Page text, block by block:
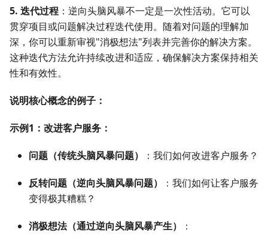
5. 迭代过程 ：逆向头脑风暴不一定是一次性活动。它可以
贯穿项目或问题解决过程迭代使用。随着对问题的理解加
深，你可以重新审视"消极想法"列表并完善你的解决方案。
这种迭代方法允许持续改进和适应，确保解决方案保持相关
性和有效性。
说明核心概念的例子：
示例1：改进客户服务：
问题（传统头脑风暴问题） ：我们如何改进客户服务？
反转问题（逆向头脑风暴问题）
：我们如何让客户服务
变得极其糟糕？
消极想法（通过逆向头脑风暴产生） ：